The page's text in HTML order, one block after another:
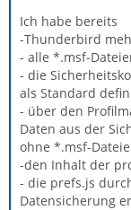
Ich habe bereits
-Thunderbird
- alle *.msf-
- die
als Standard
- über den
Daten aus der
ohne *.msf-
-den Inhalt der
- die prefs.js
Datensicherung